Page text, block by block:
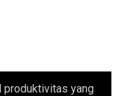
produktivitas yang